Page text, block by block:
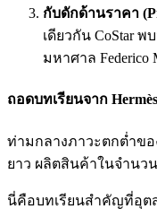
กับดักด้านราคา
เดียวกัน CoStar
มหาศาล
ถอดบทเรียนจาก
ท่ามกลางภาวะตกต่ำข
ยาว ผลิตสินค้าในจำนว
นี่คือบทเรียนสำคัญที่อุตส